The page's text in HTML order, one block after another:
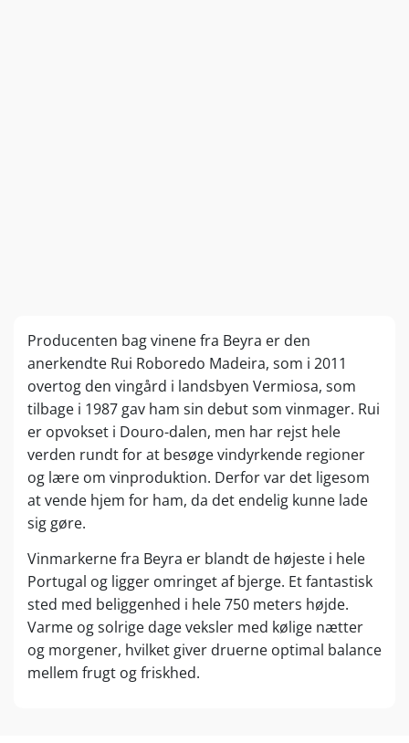
Producenten bag vinene fra Beyra er den
anerkendte Rui Roboredo Madeira, som i 2011
overtog den vingård i landsbyen Vermiosa, som
tilbage i 1987 gav ham sin debut som vinmager. Rui
er opvokset i Douro-dalen, men har rejst hele
verden rundt for at besøge vindyrkende regioner
og lære om vinproduktion. Derfor var det ligesom
at vende hjem for ham, da det endelig kunne lade
sig gøre.
Vinmarkerne fra Beyra er blandt de højeste i hele
Portugal og ligger omringet af bjerge. Et fantastisk
sted med beliggenhed i hele 750 meters højde.
Varme og solrige dage veksler med kølige nætter
og morgener, hvilket giver druerne optimal balance
mellem frugt og friskhed.